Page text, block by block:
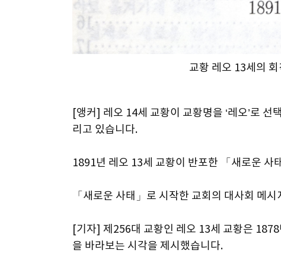
교황 레오 13세의
[앵커] 레오 14세 교황이 교황명을 ‘레오’로
리고 있습니다.
1891년 레오 13세 교황이 반포한 「새로운
「새로운 사태」로 시작한 교회의 대사회 메
[기자] 제256대 교황인 레오 13세 교황은
을 바라보는 시각을 제시했습니다.